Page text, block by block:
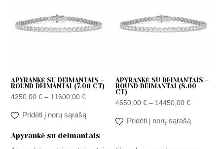
APYRANKĖ SU DEIMANTAIS –
ROUND DEIMANTAI (7.00 CT)
4250,00€ – 11600,00€
11600,00 €
Pridėti į norų sąrašą
APYRANKĖ SU DEIMANTAIS –
ROUND DEIMANTAI (8.00
CT)
4650,00 € – 14450,00 €
14450,00
Pridėti į norų sąrašą
Apyrankė su deimantais